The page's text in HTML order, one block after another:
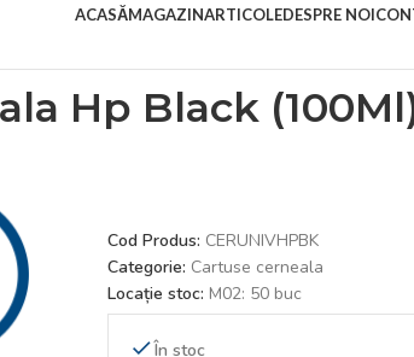
ACASĂMAGAZINARTICOLEDESPRE NOI
Hp Black
Cod Produs: CERUNIVHPBK
Categorie: Cartuse cerneala
Locație stoc: M02: 50 buc
În stoc